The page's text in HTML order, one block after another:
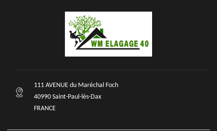
111 AVENUE du Maréchal Foch
40990 Saint-Paul-lès-Dax
FRANCE